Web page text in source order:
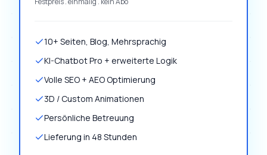
10+ Seiten, Blog, Mehrsprachig
KI-Chatbot Pro + erweiterte Logik
Volle SEO + AEO Optimierung
3D / Custom Animationen
Persönliche Betreuung
Lieferung in 48 Stunden